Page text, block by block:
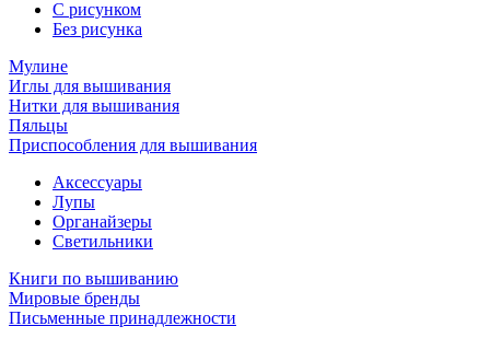
С рисунком
Без рисунка
Мулине
Иглы для вышивания
Нитки для вышивания
Пяльцы
Приспособления для вышивания
Аксессуары
Лупы
Органайзеры
Светильники
Книги по вышиванию
Мировые бренды
Письменные принадлежности